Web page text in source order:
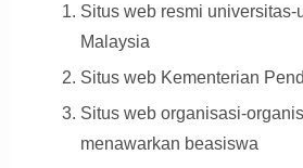
Situs web resmi universitas-
Malaysia
Situs web Kementerian
Situs web organisasi-
menawarkan beasiswa